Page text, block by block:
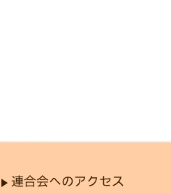
連合会へのアクセス